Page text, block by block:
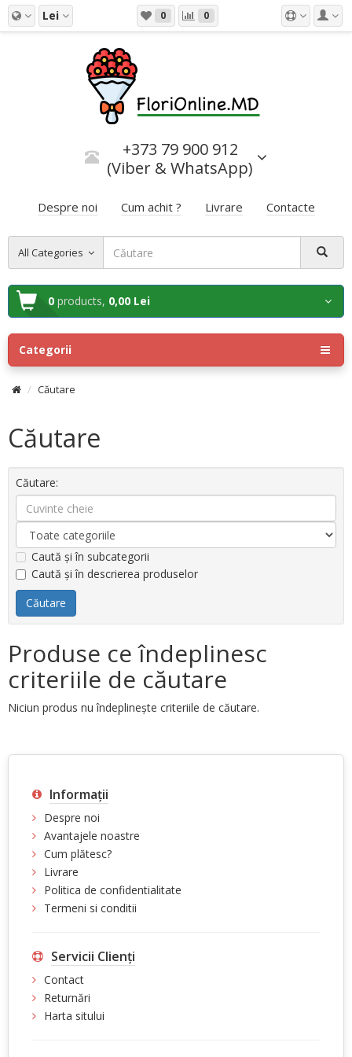
Lei 0 0
+373 79 900 912
(Viber & WhatsApp)
Despre noi Cum achit ? Livrare Contacte
All Categories
0 products, 0,00 Lei
Categorii
Căutare
Căutare
Căutare:
Caută și în subcategorii
Caută și în descrierea produselor
Produse ce îndeplinesc
criteriile de căutare
Niciun produs nu îndeplineşte criteriile de căutare.
Informaţii
Despre noi
Avantajele noastre
Cum plătesc?
Livrare
Politica de confidentialitate
Termeni si conditii
Servicii Clienţi
Contact
Returnări
Harta sitului